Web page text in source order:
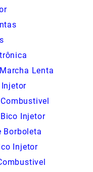
Lenta
Injetor
Injetor
Borboleta
Injetor